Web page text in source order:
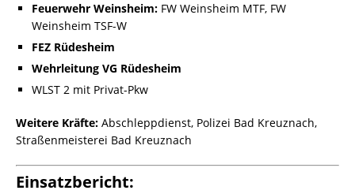
Feuerwehr Weinsheim: FW Weinsheim MTF, FW
Weinsheim TSF-W
FEZ Rüdesheim
Wehrleitung VG Rüdesheim
WLST 2 mit Privat-Pkw
Weitere Kräfte: Abschleppdienst, Polizei Bad Kreuznach,
Straßenmeisterei Bad Kreuznach
Einsatzbericht: